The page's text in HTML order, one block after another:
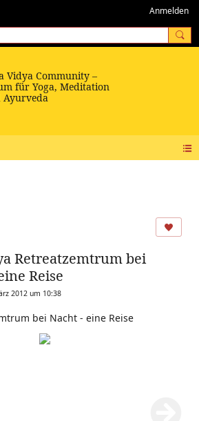
Anmelden
Retreatzemtrum bei
Reise
2012 um 10:38
bei Nacht - eine Reise